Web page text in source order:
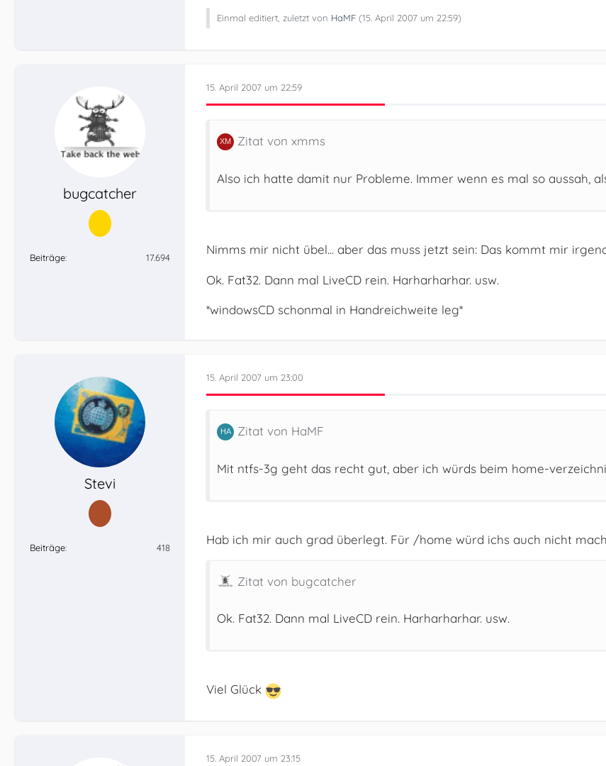
Einmal editiert, zuletzt von HaMF (15. April 2007 um 22:59)
bugcatcher
Beiträge 17.694
15. April 2007 um 22:59
Zitat von xmms
Also ich hatte damit nur Probleme. Immer wenn es mal so aussah,
Nimms mir nicht übel... aber das muss jetzt sein: Das kommt mir
Ok. Fat32. Dann mal LiveCD rein. Harharharhar. usw.
*windowsCD schonmal in Handreichweite leg*
Stevi
Beiträge 418
15. April 2007 um 23:00
Zitat von HaMF
Mit ntfs-3g geht das recht gut, aber ich würds beim home-
Hab ich mir auch grad überlegt. Für /home würd ichs auch nicht
Zitat von bugcatcher
Ok. Fat32. Dann mal LiveCD rein. Harharharhar. usw.
Viel Glück
15. April 2007 um 23:15